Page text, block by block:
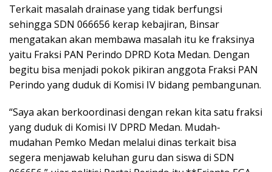
Terkait masalah drainase yang tidak berfungsi
sehingga SDN 066656 kerap kebajiran, Binsar
mengatakan akan membawa masalah itu ke fraksinya
yaitu Fraksi PAN Perindo DPRD Kota Medan. Dengan
begitu bisa menjadi pokok pikiran anggota Fraksi PAN
Perindo yang duduk di Komisi IV bidang pembangunan.
“Saya akan berkoordinasi dengan rekan kita satu fraksi
yang duduk di Komisi IV DPRD Medan. Mudah-
mudahan Pemko Medan melalui dinas terkait bisa
segera menjawab keluhan guru dan siswa di SDN